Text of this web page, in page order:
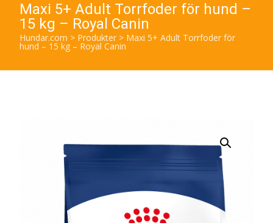
Maxi 5+ Adult Torrfoder för hund –
15 kg – Royal Canin
Hundar.com > Produkter > Maxi 5+ Adult Torrfoder för
hund – 15 kg – Royal Canin